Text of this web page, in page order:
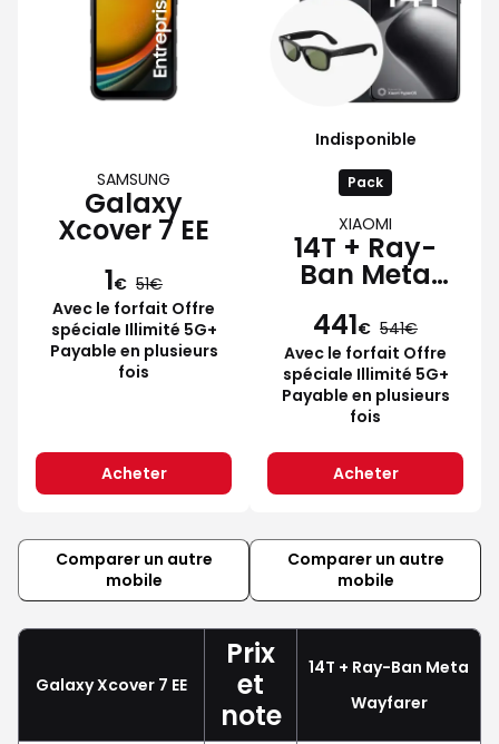
SAMSUNG
Galaxy
Xcover 7 EE
1€ 51
Avec le forfait Offre
spéciale Illimité 5G+
Payable en plusieurs
fois
Acheter
Indisponible
Pack
XIAOMI
14T + Ray-
Ban Meta
441€ 541
Avec le forfait Offre
spéciale Illimité 5G+
Payable en plusieurs
fois
Acheter
Comparer un autre
mobile
Comparer un autre
mobile
Galaxy Xcover 7 EE
Prix
et
note
14T + Ray-Ban Meta
Wayfarer